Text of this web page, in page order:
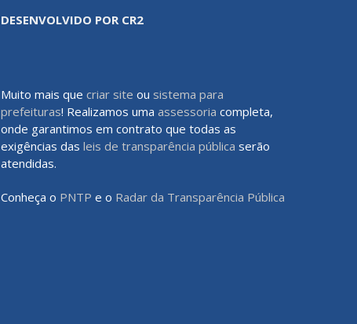
DESENVOLVIDO POR CR2
Muito mais que criar site ou sistema para
prefeituras! Realizamos uma assessoria completa,
onde garantimos em contrato que todas as
exigências das leis de transparência pública serão
atendidas.
Conheça o PNTP e o Radar da Transparência Pública